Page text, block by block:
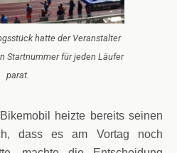
hatte der Veranstalter
Startnummer für jeden Läufer
parat.
heizte bereits seinen
dass es am Vortag noch